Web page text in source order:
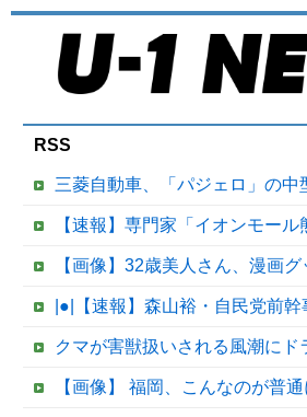
RSS
三菱自動車、「パジェロ」の中型版
【速報】専門家「イオンモール熊本の爆心地に”こん
【画像】32歳美人さん、漫画グッズの注文キャンセルを
|●|【速報】森山裕・自民党前幹事長「高市総理の個人的な
クマが害獣扱いされる風潮にドラマ脚本家が不快感、「何度もクマに会ったことがある
【画像】 福岡、こんなのが普通に走ってるｗｗｗｗｗｗｗｗｗｗｗｗｗｗｗｗｗｗｗ